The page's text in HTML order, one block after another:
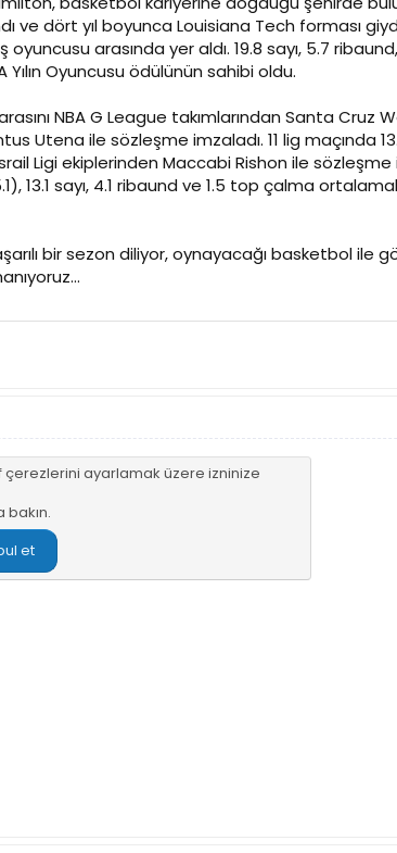
ve dört yıl boyunca Louisiana Tech forması
arasında yer aldı. 19.8 sayı, 5.7
Oyuncusu ödülünün sahibi oldu.
arasını NBA G League takımlarından Santa
Utena ile sözleşme imzaladı. 11 lig maçında
Ligi ekiplerinden Maccabi Rishon ile
sayı, 4.1 ribaund ve 1.5 top çalma
bir sezon diliyor, oynayacağı basketbol
ayarlamak üzere izninize
bakın.
et